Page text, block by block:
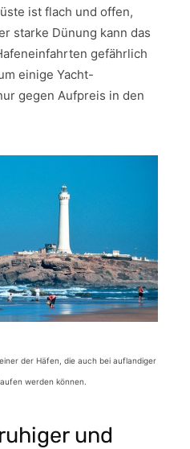
ist flach und offen,
starke Dünung kann das
gefährlich
einige Yacht-
gegen Aufpreis in den
der Häfen, die auch bei auflandiger
werden können.
und